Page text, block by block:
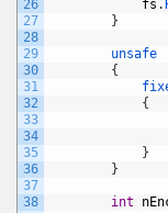
26
27
28
29
30
31
32
33
34
35
36
37
38
fs .
}
unsafe
{
{
}
}
int